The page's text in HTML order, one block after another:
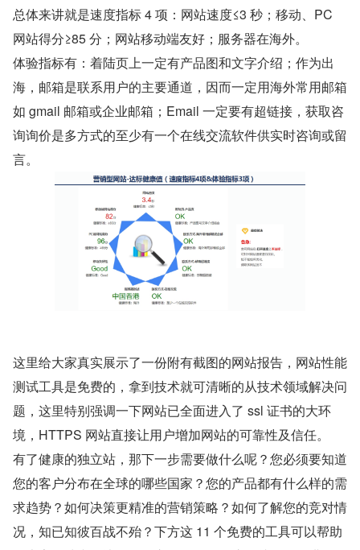
总体来讲就是速度指标 4 项：网站速度≤3 秒；移动、PC
网站得分≥85 分；网站移动端友好；服务器在海外。
体验指标有：着陆页上一定有产品图和文字介绍；作为出
海，邮箱是联系用户的主要通道，因而一定用海外常用邮箱
如 gmail 邮箱或企业邮箱；Email 一定要有超链接，获取咨
询询价是多方式的至少有一个在线交流软件供实时咨询或留
言。
这里给大家真实展示了一份附有截图的网站报告，网站性能
测试工具是免费的，拿到技术就可清晰的从技术领域解决问
题，这里特别强调一下网站已全面进入了 ssl 证书的大环
境，HTTPS 网站直接让用户增加网站的可靠性及信任。
有了健康的独立站，那下一步需要做什么呢？您必须要知道
您的客户分布在全球的哪些国家？您的产品都有什么样的需
求趋势？如何决策更精准的营销策略？如何了解您的竞对情
况，知已知彼百战不殆？下方这 11 个免费的工具可以帮助